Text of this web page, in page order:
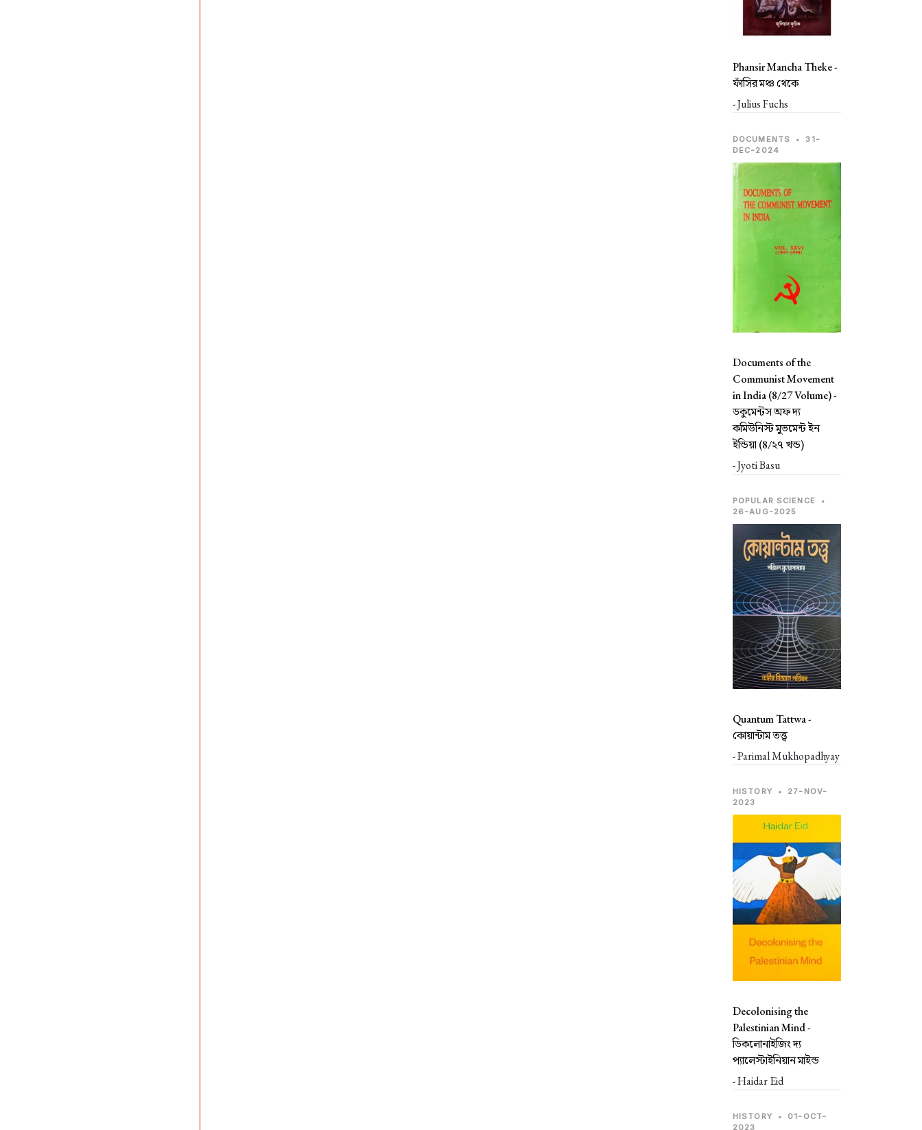
Phansir Mancha Theke -
ফাঁসির মঞ্চ থেকে
- Julius Fuchs
DOCUMENTS •
31-
DEC-2024
Documents of the
Communist Movement
in India (8/27 Volume) -
ডকুমেন্টস অফ দ্য
কমিউনিস্ট মুভমেন্ট ইন
ইন্ডিয়া (8/২৭ খন্ড)
- Jyoti Basu
POPULAR SCIENCE
•
26-AUG-2025
Quantum Tattwa -
কোয়ান্টাম তত্ত্ব
- Parimal Mukhopadhyay
HISTORY •
27-NOV-
2023
Decolonising the
Palestinian Mind -
ডিকলোনাইজিং দ্য
প্যালেস্টাইনিয়ান মাইন্ড
- Haidar Eid
HISTORY •
01-OCT-
2023